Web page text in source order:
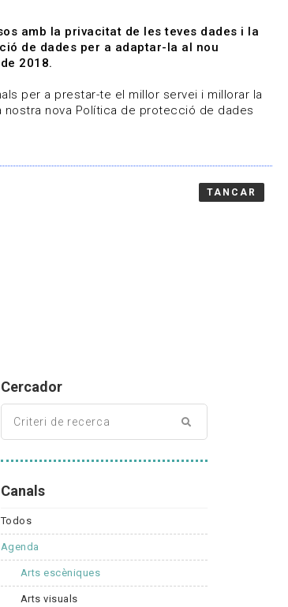
Contacte
Cercador
Canals
Todos
Agenda
Arts escèniques
Arts visuals
amb la privacitat de les teves dades i la
de dades per a adaptar-la al nou
2018.
per a prestar-te el millor servei i millorar la
nova Política de protecció de dades
TANCAR